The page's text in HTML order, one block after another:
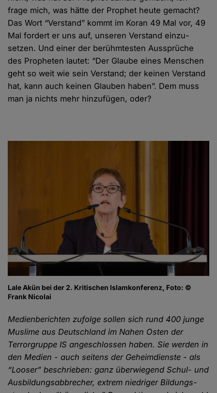
frage mich, was hätte der Prophet heute gemacht?
Das Wort “Verstand” kommt im Koran 49 Mal vor, 49
Mal fordert er uns auf, unseren Verstand einzu­
setzen. Und einer der berühmtesten Aus­sprüche
des Propheten lautet: “Der Glaube eines Menschen
geht so weit wie sein Verstand; der keinen Verstand
hat, kann auch keinen Glauben haben”. Dem muss
man ja nichts mehr hinzu­fügen, oder?
Lale Akün bei der 2. Kritischen Islamkonferenz, Foto: ©
Frank Nicolai
Medienberichten zufolge sollen sich rund 400 junge
Muslime aus Deutschland im Nahen Osten der
Terror­gruppe IS ange­schlossen haben. Sie werden in
den Medien - auch seitens der Geheim­dienste - als
“Looser” beschrieben: ganz über­wiegend Schul- und
Aus­bildungs­abbrecher, extrem niedriger Bildungs­